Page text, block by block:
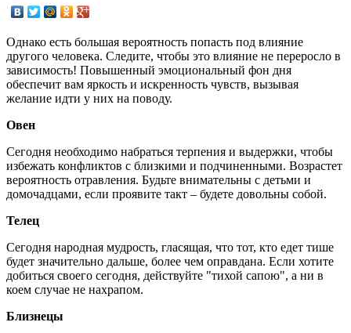
Однако есть большая вероятность попасть под влияние
другого человека. Следите, чтобы это влияние не переросло в
зависимость! Повышенный эмоциональный фон дня
обеспечит вам яркость и искренность чувств, вызывая
желание идти у них на поводу.
Овен
Сегодня необходимо набраться терпения и выдержки, чтобы
избежать конфликтов с близкими и подчиненными. Возрастет
вероятность отравления. Будьте внимательны с детьми и
домочадцами, если проявите такт – будете довольны собой.
Телец
Сегодня народная мудрость, гласящая, что тот, кто едет тише
будет значительно дальше, более чем оправдана. Если хотите
добиться своего сегодня, действуйте "тихой сапою", а ни в
коем случае не нахрапом.
Близнецы